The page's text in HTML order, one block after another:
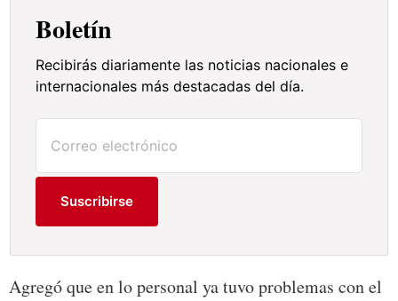
Boletín
Recibirás diariamente las noticias nacionales e
internacionales más destacadas del día.
Suscribirse
Agregó que en lo personal ya tuvo problemas con el